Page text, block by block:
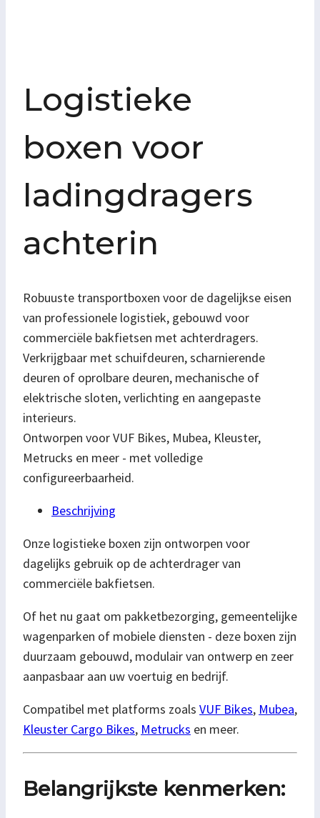
Logistieke
boxen voor
ladingdragers
achterin
Robuuste transportboxen voor de dagelijkse eisen
van professionele logistiek, gebouwd voor
commerciële bakfietsen met achterdragers.
Verkrijgbaar met schuifdeuren, scharnierende
deuren of oprolbare deuren, mechanische of
elektrische sloten, verlichting en aangepaste
interieurs.
Ontworpen voor VUF Bikes, Mubea, Kleuster,
Metrucks en meer - met volledige
configureerbaarheid.
Beschrijving
Onze logistieke boxen zijn ontworpen voor
dagelijks gebruik op de achterdrager van
commerciële bakfietsen.
Of het nu gaat om pakketbezorging, gemeentelijke
wagenparken of mobiele diensten - deze boxen zijn
duurzaam gebouwd, modulair van ontwerp en zeer
aanpasbaar aan uw voertuig en bedrijf.
Compatibel met platforms zoals VUF Bikes, Mubea,
Kleuster Cargo Bikes, Metrucks en meer.
Belangrijkste kenmerken: